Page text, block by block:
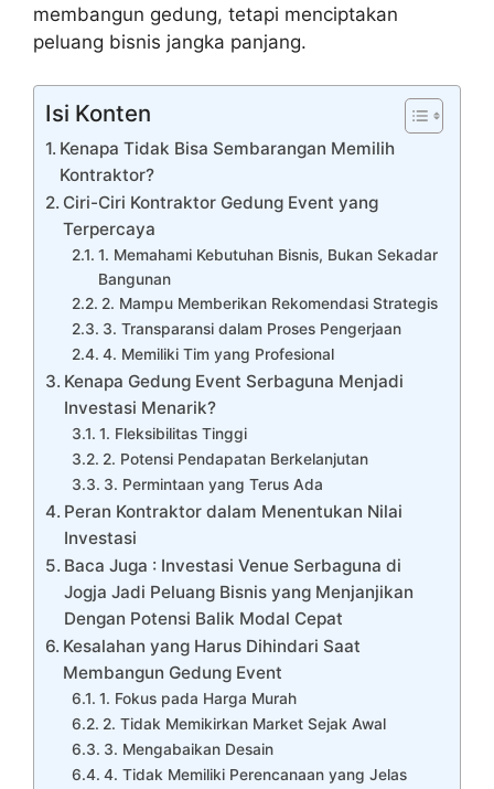
membangun gedung, tetapi menciptakan
peluang bisnis jangka panjang.
Isi Konten
Kenapa Tidak Bisa Sembarangan Memilih
Kontraktor?
Ciri-Ciri Kontraktor Gedung Event yang
Terpercaya
1. Memahami Kebutuhan Bisnis, Bukan Sekadar
Bangunan
2. Mampu Memberikan Rekomendasi Strategis
3. Transparansi dalam Proses Pengerjaan
4. Memiliki Tim yang Profesional
Kenapa Gedung Event Serbaguna Menjadi
Investasi Menarik?
1. Fleksibilitas Tinggi
2. Potensi Pendapatan Berkelanjutan
3. Permintaan yang Terus Ada
Peran Kontraktor dalam Menentukan Nilai
Investasi
Baca Juga : Investasi Venue Serbaguna di
Jogja Jadi Peluang Bisnis yang Menjanjikan
Dengan Potensi Balik Modal Cepat
Kesalahan yang Harus Dihindari Saat
Membangun Gedung Event
1. Fokus pada Harga Murah
2. Tidak Memikirkan Market Sejak Awal
3. Mengabaikan Desain
4. Tidak Memiliki Perencanaan yang Jelas